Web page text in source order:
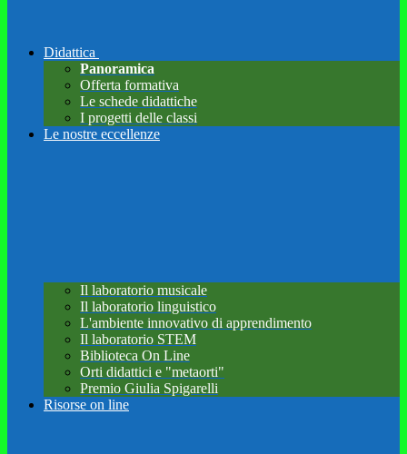
Didattica
Panoramica
Offerta formativa
Le schede didattiche
I progetti delle classi
Le nostre eccellenze
Il laboratorio musicale
Il laboratorio linguistico
L'ambiente innovativo di apprendimento
Il laboratorio STEM
Biblioteca On Line
Orti didattici e "metaorti"
Premio Giulia Spigarelli
Risorse on line